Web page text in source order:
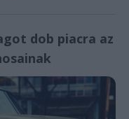
dob piacra az